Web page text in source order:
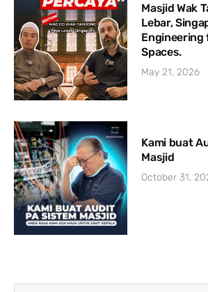
Masjid Wak
Lebar,
Engineering
Spaces.
May 21, 2026
Kami buat
Masjid
October 31,